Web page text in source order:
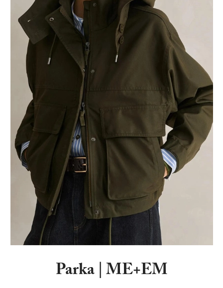
Parka | ME+EM